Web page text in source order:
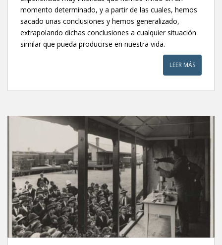
momento determinado, y a partir de las cuales, hemos
sacado unas conclusiones y hemos generalizado,
extrapolando dichas conclusiones a cualquier situación
similar que pueda producirse en nuestra vida.
LEER MÁS